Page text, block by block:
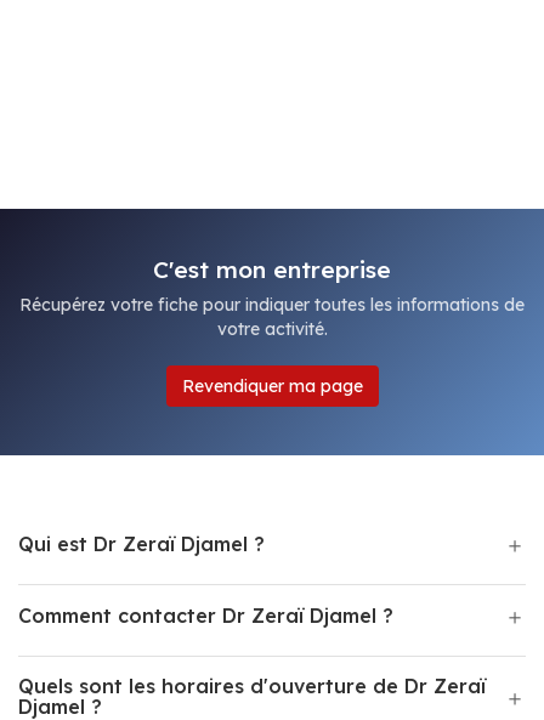
C'est mon entreprise
Récupérez votre fiche pour indiquer toutes les informations de
votre activité.
Revendiquer ma page
Qui est Dr Zeraï Djamel ?
Comment contacter Dr Zeraï Djamel ?
Quels sont les horaires d'ouverture de Dr Zeraï
Djamel ?